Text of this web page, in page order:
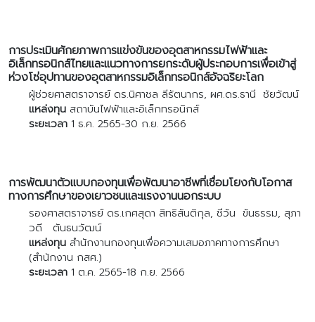
การประเมินศักยภาพการแข่งขันของอุตสาหกรรมไฟฟ้าและ
อิเล็กทรอนิกส์ไทยและแนวทางการยกระดับผู้ประกอบการเพื่อเข้าสู่
ห่วงโซ่อุปทานของอุตสาหกรรมอิเล็กทรอนิกส์อัจฉริยะโลก
ผู้ช่วยศาสตราจารย์ ดร.นิศาชล ลีรัตนากร, ผศ.ดร.ธานี ชัยวัฒน์
แหล่งทุนสถาบันไฟฟ้าและอิเล็กทรอนิกส์
ระยะเวลา1 ธ.ค. 2565-30 ก.ย. 2566
การพัฒนาตัวแบบกองทุนเพื่อพัฒนาอาชีพที่เชื่อมโยงกับโอกาส
ทางการศึกษาของเยาวชนและแรงงานนอกระบบ
รองศาสตราจารย์ ดร.เกศสุดา สิทธิสันติกุล, ชีวัน ขันธรรม, สุภา
วดี ตันธนวัฒน์
แหล่งทุนสำนักงานกองทุนเพื่อความเสมอภาคทางการศึกษา
(สำนักงาน กสศ.)
ระยะเวลา1 ต.ค. 2565-18 ก.ย. 2566